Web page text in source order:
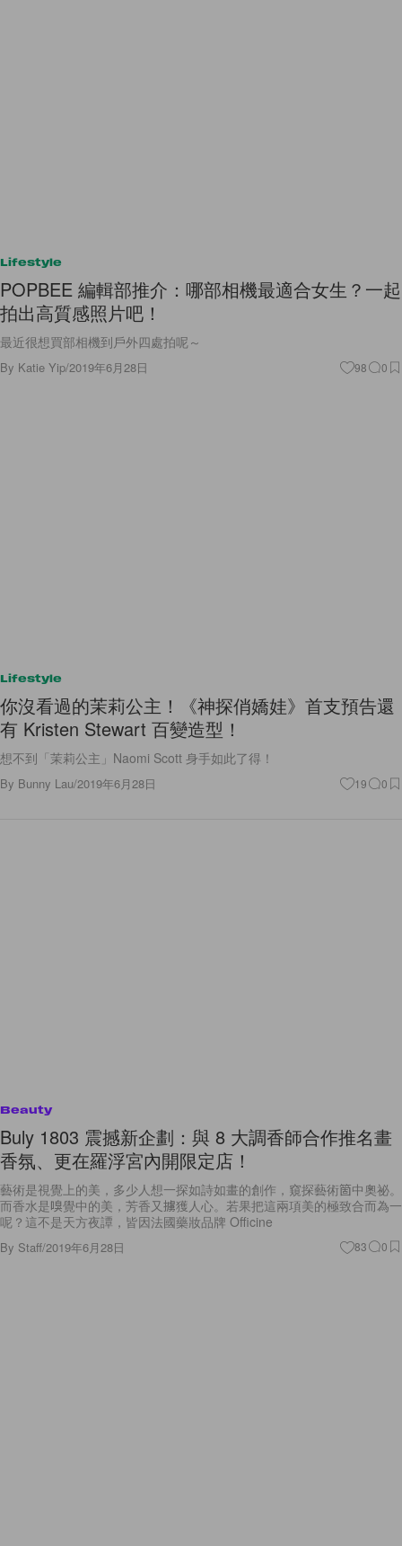
Lifestyle
POPBEE 編輯部推介：哪部相機最適合女生？一起
拍出高質感照片吧！
最近很想買部相機到戶外四處拍呢～
By Katie Yip/2019年6月28日 98 0
Lifestyle
你沒看過的茉莉公主！《神探俏嬌娃》首支預告還
有 Kristen Stewart 百變造型！
想不到「茉莉公主」Naomi Scott 身手如此了得！
By Bunny Lau/2019年6月28日 19 0
Beauty
Buly 1803 震撼新企劃：與 8 大調香師合作推名畫
香氛、更在羅浮宮內開限定店！
藝術是視覺上的美，多少人想一探如詩如畫的創作，窺探藝術箇中奧祕。
而香水是嗅覺中的美，芳香又擄獲人心。若果把這兩項美的極致合而為一
呢？這不是天方夜譚，皆因法國藥妝品牌 Officine
By Staff/2019年6月28日 83 0